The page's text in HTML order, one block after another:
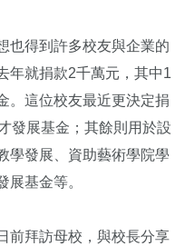
也得到許多校友與企業的
年就捐款2千萬元，其中1
。這位校友最近更決定捐
發展基金；其餘則用於設
學發展、資助藝術學院學
展基金等。
前拜訪母校，與校長分享